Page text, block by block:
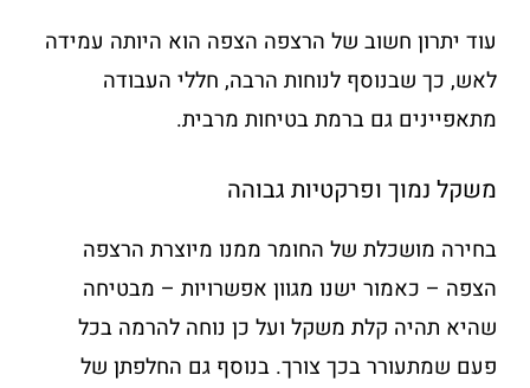
עוד יתרון חשוב של הרצפה הצפה הוא היותה עמידה
לאש, כך שבנוסף לנוחות הרבה, חללי העבודה
מתאפיינים גם ברמת בטיחות מרבית.
משקל נמוך ופרקטיות גבוהה
בחירה מושכלת של החומר ממנו מיוצרת הרצפה
הצפה – כאמור ישנו מגוון אפשרויות – מבטיחה
שהיא תהיה קלת משקל ועל כן נוחה להרמה בכל
פעם שמתעורר בכך צורך. בנוסף גם החלפתן של